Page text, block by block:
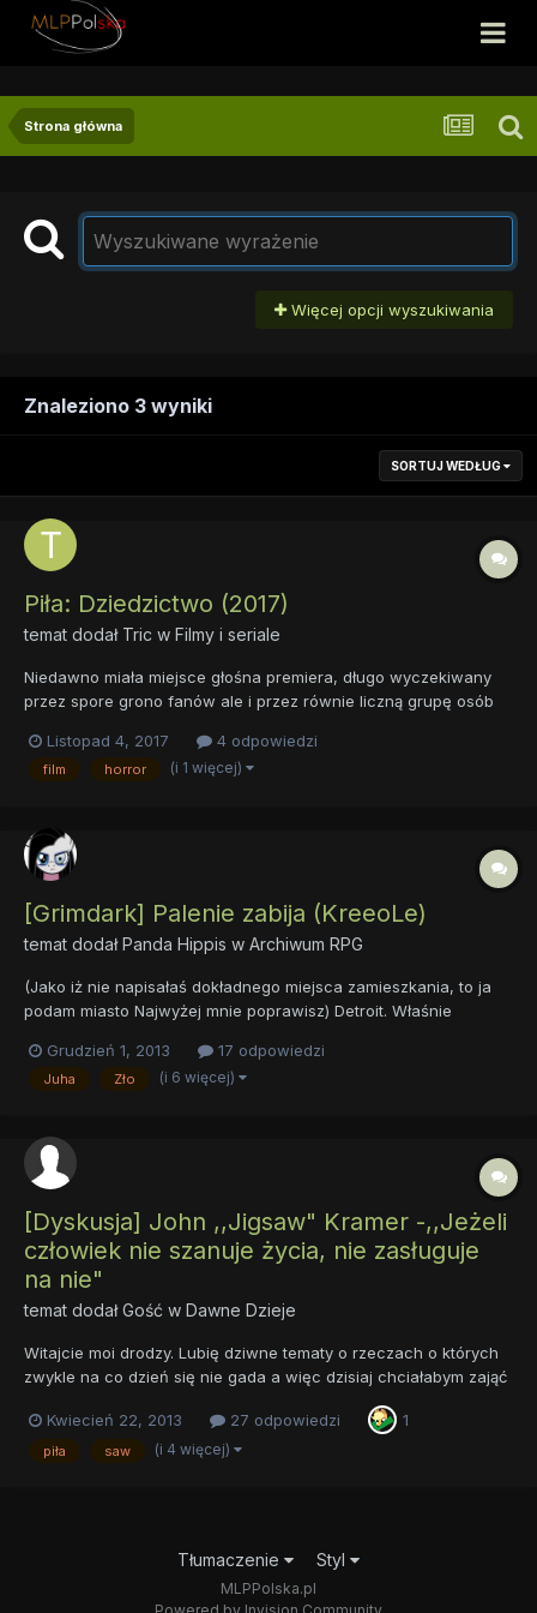
Strona główna
Więcej opcji wyszukiwania
Znaleziono 3 wyniki
SORTUJ WEDŁUG
Piła: Dziedzictwo (2017)
temat dodał Tric w Filmy i seriale
Niedawno miała miejsce głośna premiera, długo wyczekiwany
przez spore grono fanów ale i przez równie liczną grupę osób
na to, że jest to dość popularny cykl a nowa odsłona budzi do
tej pory spore wątpliwości i opinie na temat tegorocz...
Listopad 4, 2017 4 odpowiedzi
film horror (i 1 więcej)
[Grimdark] Palenie zabija (KreeoLe)
temat dodałPanda Hippis w Archiwum RPG
(Jako iż nie napisałaś dokładnego miejsca zamieszkania, to ja
podam miasto Najwyżej mnie poprawisz) Detroit. Właśnie
horyzont, a Księżyc w pełni chował się za wysokimi budynkami,
by chwilę później zniknąć i oddać Złotej Gwieździe całe niebo...
Grudzień 1, 2013 17 odpowiedzi
Juha Zło (i 6 więcej)
[Dyskusja] John ,,Jigsaw" Kramer -,,Jeżeli
człowiek nie szanuje życia, nie zasługuje
na nie"
temat dodał Gość w Dawne Dzieje
Witajcie moi drodzy. Lubię dziwne tematy o rzeczach o których
zwykle na co dzień się nie gada a więc dzisiaj chciałabym zająć
ludzi ogląda ten film jedynie z powodów takich jak - ,,Flaki , krew
, śmierć , haha ten film jest super" -...
Kwiecień 22, 2013 27 odpowiedzi 1
piła saw (i 4 więcej)
Tłumaczenie Styl
MLPPolska.pl